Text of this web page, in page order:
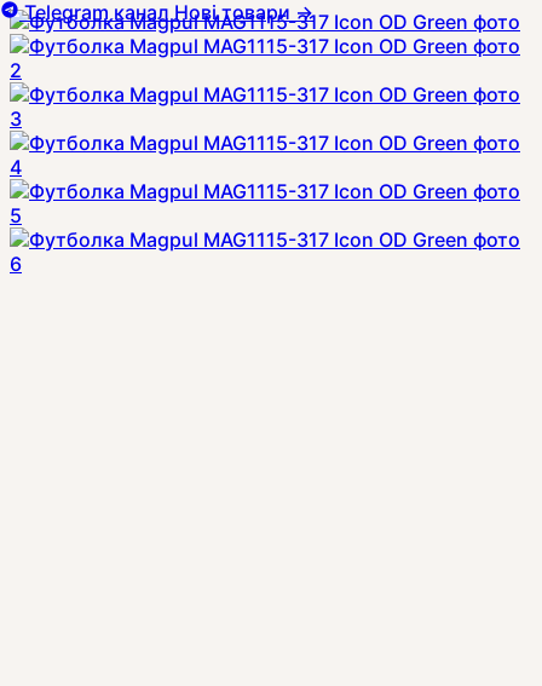
Telegram канал Нові товари →